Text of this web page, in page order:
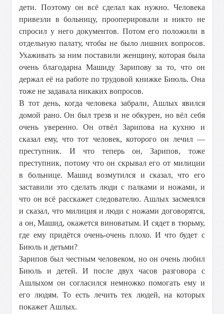
дети. Поэтому он всё сделал как нужно. Человека
привезли в больницу, прооперировали и никто не
спросил у него документов. Потом его положили в
отдельную палату, чтобы не было лишних вопросов.
Ухаживать за ним поставили женщину, которая была
очень благодарна Машиду Зарипову за то, что он
держал её на работе по трудовой книжке Биюль. Она
тоже не задавала никаких вопросов.
В тот день, когда человека забрали, Ашлых явился
домой рано. Он был трезв и не обкурен, но вёл себя
очень уверенно. Он отвёл Зарипова на кухню и
сказал ему, что тот человек, которого он лечил —
преступник. И что теперь он, Зарипов, тоже
преступник, потому что он скрывал его от милиции
в больнице. Машид возмутился и сказал, что его
заставили это сделать люди с палками и ножами, и
что он всё расскажет следователю. Ашлых засмеялся
и сказал, что милиция и люди с ножами договорятся,
а он, Машид, окажется виноватым. И сядет в тюрьму,
где ему придётся очень-очень плохо. И что будет с
Биюль и детьми?
Зарипов был честным человеком, но он очень любил
Биюль и детей. И после двух часов разговора с
Ашлыхом он согласился немножко помогать ему и
его людям. То есть лечить тех людей, на которых
покажет Ашлых.